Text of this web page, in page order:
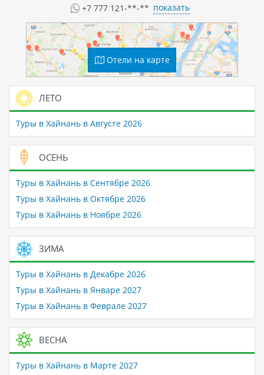
+7 777 121-**-** показать
Отели на карте
ЛЕТО
Туры в Хайнань в Августе 2026
ОСЕНЬ
Туры в Хайнань в Сентябре 2026
Туры в Хайнань в Октябре 2026
Туры в Хайнань в Ноябре 2026
ЗИМА
Туры в Хайнань в Декабре 2026
Туры в Хайнань в Январе 2027
Туры в Хайнань в Феврале 2027
ВЕСНА
Туры в Хайнань в Марте 2027